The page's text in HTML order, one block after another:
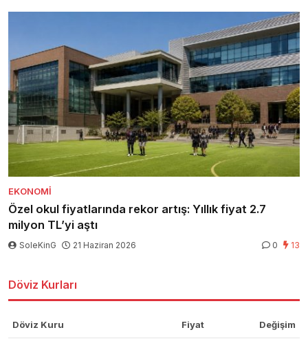
EKONOMI
Özel okul fiyatlarında rekor artış: Yıllık fiyat 2.7
milyon TL’yi aştı
SoleKinG 21 Haziran 2026 0 13
Döviz Kurları
Döviz Kuru Fiyat Değişim